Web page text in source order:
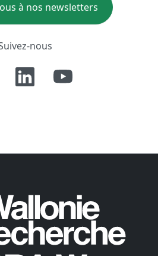
à nos newsletters
nous